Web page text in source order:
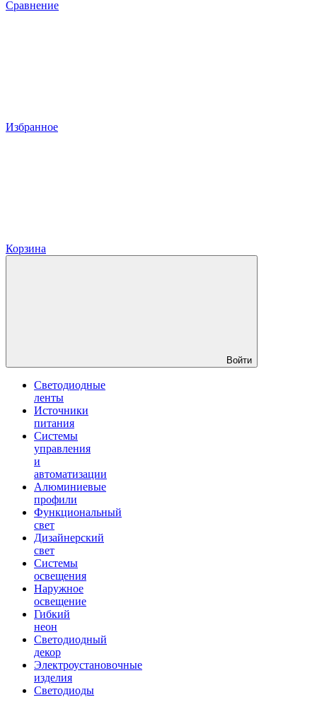
Сравнение
Избранное
Корзина
Войти
Светодиодные
ленты
Источники
питания
Системы
управления
и
автоматизации
Алюминиевые
профили
Функциональный
свет
Дизайнерский
свет
Системы
освещения
Наружное
освещение
Гибкий
неон
Светодиодный
декор
Электроустановочные
изделия
Светодиоды